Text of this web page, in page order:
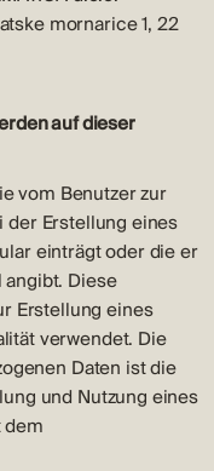
mornarice 1, 22
auf dieser
vom Benutzer zur
der Erstellung eines
einträgt oder die er
Diese
Erstellung eines
verwendet. Die
Daten ist die
und Nutzung eines